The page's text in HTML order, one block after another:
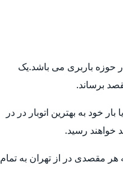
حوزه باربری می باشد.یک
برساند.
خود به بهترین اتوبار در در
خواهند رسید.
مقصدی در از تهران به تمام